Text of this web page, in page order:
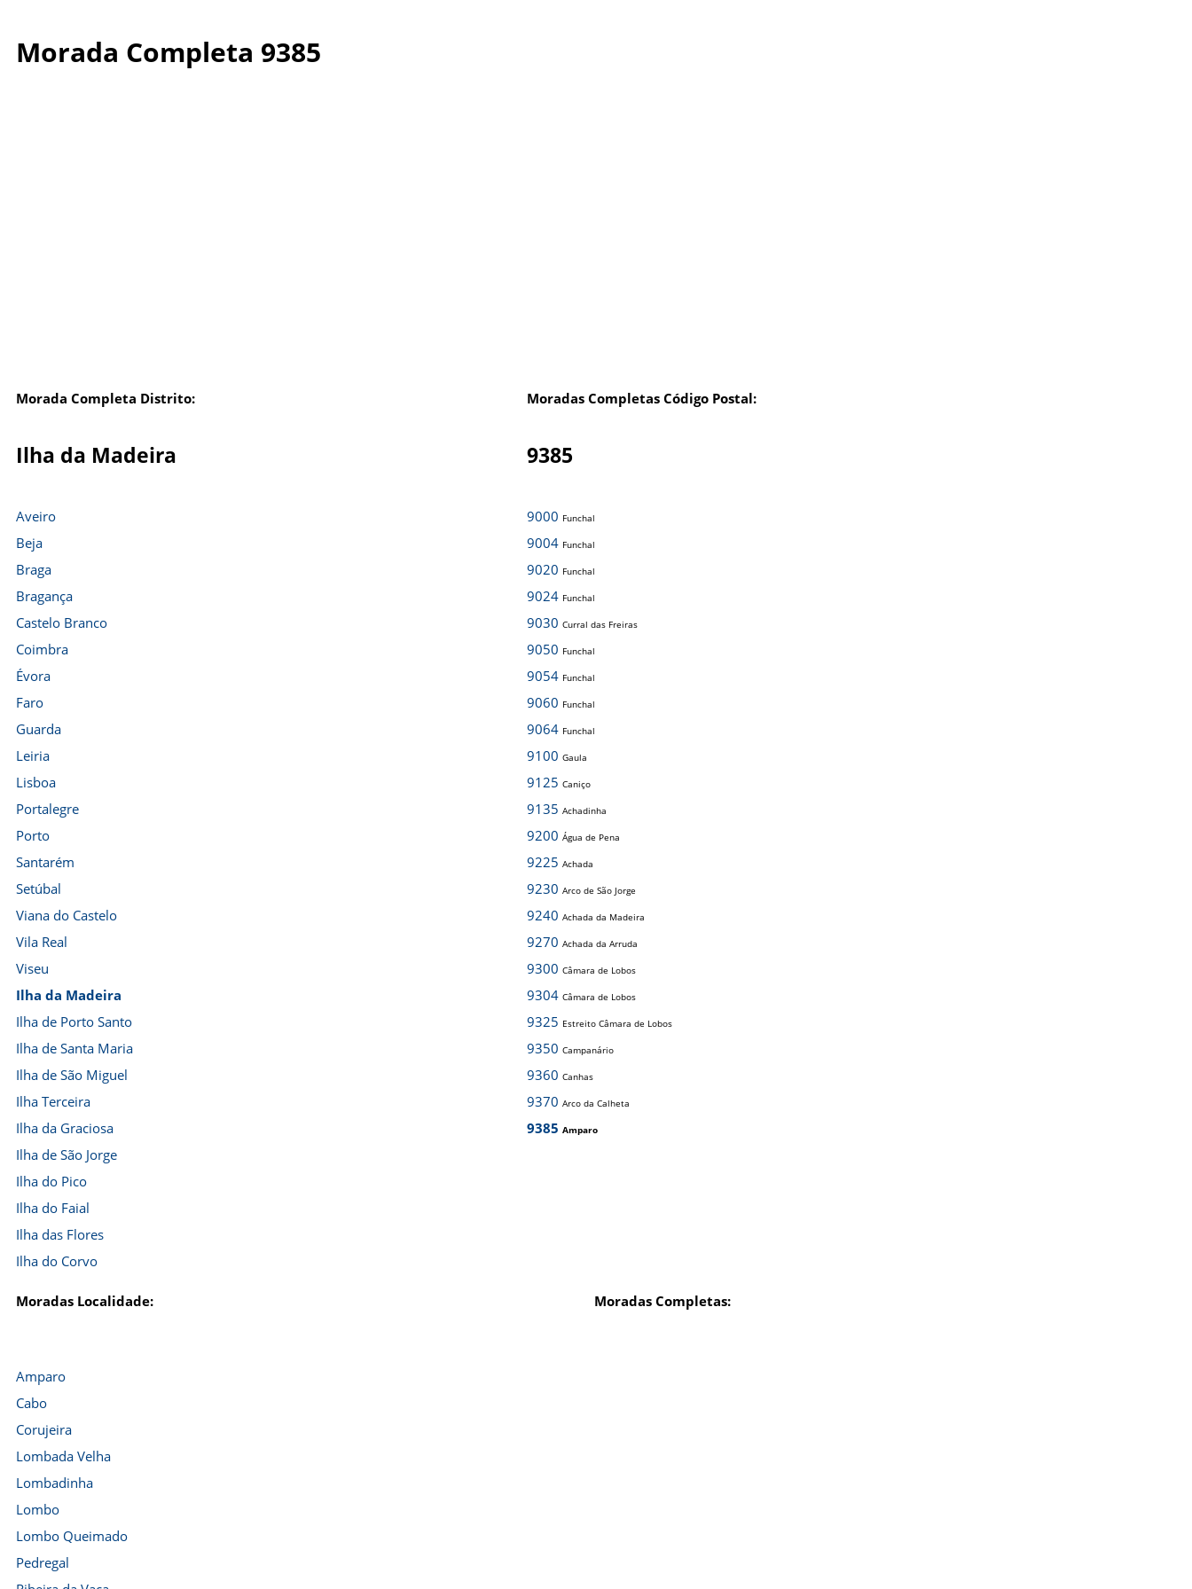
Morada Completa 9385
Morada Completa Distrito: Moradas Completas Código Postal:
Ilha da Madeira 9385
Aveiro
Beja
Braga
Bragança
Castelo Branco
Coimbra
Évora
Faro
Guarda
Leiria
Lisboa
Portalegre
Porto
Santarém
Setúbal
Viana do Castelo
Vila Real
Viseu
Ilha da Madeira
Ilha de Porto Santo
Ilha de Santa Maria
Ilha de São Miguel
Ilha Terceira
Ilha da Graciosa
Ilha de São Jorge
Ilha do Pico
Ilha do Faial
Ilha das Flores
Ilha do Corvo
9000 Funchal
9004 Funchal
9020 Funchal
9024 Funchal
9030 Curral das Freiras
9050 Funchal
9054 Funchal
9060 Funchal
9064 Funchal
9100 Gaula
9125 Caniço
9135 Achadinha
9200 Água de Pena
9225 Achada
9230 Arco de São Jorge
9240 Achada da Madeira
9270 Achada da Arruda
9300 Câmara de Lobos
9304 Câmara de Lobos
9325 Estreito Câmara de Lobos
9350 Campanário
9360 Canhas
9370 Arco da Calheta
9385 Amparo
Moradas Localidade: Moradas Completas:
Amparo
Cabo
Corujeira
Lombada Velha
Lombadinha
Lombo
Lombo Queimado
Pedregal